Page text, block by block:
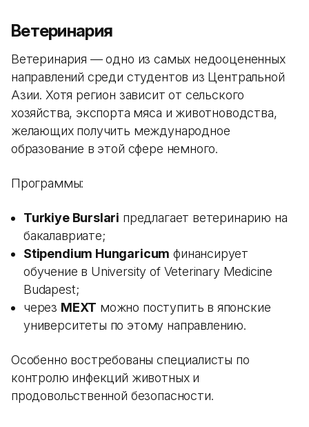
Ветеринария
Ветеринария — одно из самых недооцененных
направлений среди студентов из Центральной
Азии. Хотя регион зависит от сельского
хозяйства, экспорта мяса и животноводства,
желающих получить международное
образование в этой сфере немного.
Программы:
Turkiye Burslari предлагает ветеринарию на
бакалавриате;
Stipendium Hungaricum финансирует
обучение в University of Veterinary Medicine
Budapest;
через MEXT можно поступить в японские
университеты по этому направлению.
Особенно востребованы специалисты по
контролю инфекций животных и
продовольственной безопасности.